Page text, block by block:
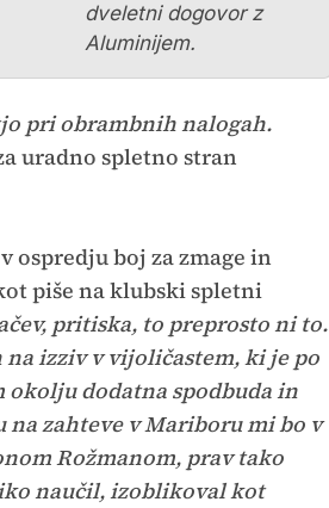
dveletni dogovor z
Aluminijem.
pri obrambnih nalogah.
uradno spletno stran
ospredju boj za zmage in
piše na klubski spletni
pritiska, to preprosto ni to.
izziv v vijoličastem, ki je po
dodatna spodbuda in
zahteve v Mariboru mi bo v
Rožmanom, prav tako
naučil, izoblikoval kot